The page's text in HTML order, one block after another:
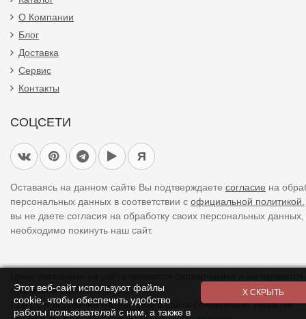
О Компании
Блог
Доставка
Сервис
Контакты
СОЦСЕТИ
Я
Оставаясь на данном сайте Вы подтверждаете согласие на
персональных данных в соответствии с официальной политикой.
вы не даете согласия на обработку своих персональных
необходимо покинуть наш сайт.
публичной офертой (ст. 437 ГК).
При использованииматериаловс сайта обязательно указание
Этот веб-сайт используют файлы
cookie, чтобы обеспечить удобство
работы пользователей с ним, а также в